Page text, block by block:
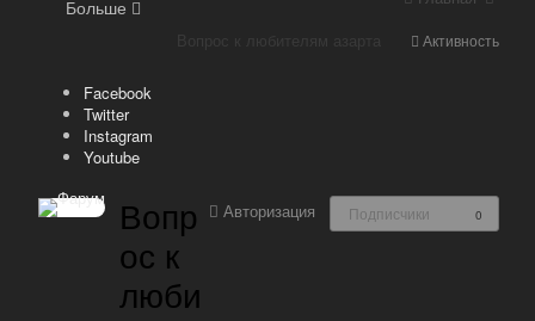
Больше
Активность
Facebook
Twitter
Instagram
Youtube
Авторизация Подписчики 0
Вопр
ос к
люби